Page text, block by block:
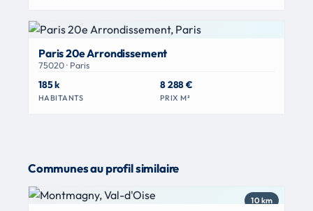
Paris 20e Arrondissement
75020 · Paris
185 k
HABITANTS
8 288 €
PRIX M²
Communes au profil similaire
10 km